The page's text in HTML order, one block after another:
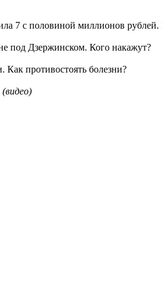
7 с половиной миллионов
под Дзержинском. Кого накажут?
противостоять болезни?